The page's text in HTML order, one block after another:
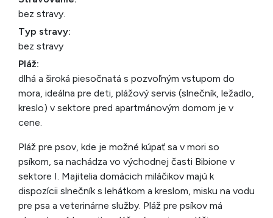
bez stravy.
Typ stravy:
bez stravy
Pláž:
dlhá a široká piesočnatá s pozvoľným vstupom do
mora, ideálna pre deti, plážový servis (slnečník, ležadlo,
kreslo) v sektore pred apartmánovým domom je v
cene.
Pláž pre psov, kde je možné kúpať sa v mori so
psíkom, sa nachádza vo východnej časti Bibione v
sektore I. Majitelia domácich miláčikov majú k
dispozícii slnečník s lehátkom a kreslom, misku na vodu
pre psa a veterinárne služby. Pláž pre psíkov má